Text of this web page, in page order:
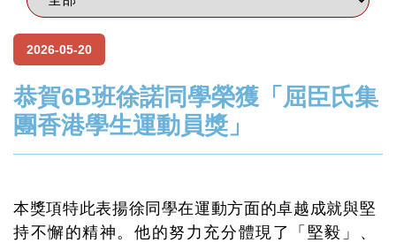
2026-05-20
恭賀6B班徐諾同學榮獲「屈臣氏集
團香港學生運動員獎」
本獎項特此表揚徐同學在運動方面的卓越成就與堅
持不懈的精神。他的努力充分體現了「堅毅」、